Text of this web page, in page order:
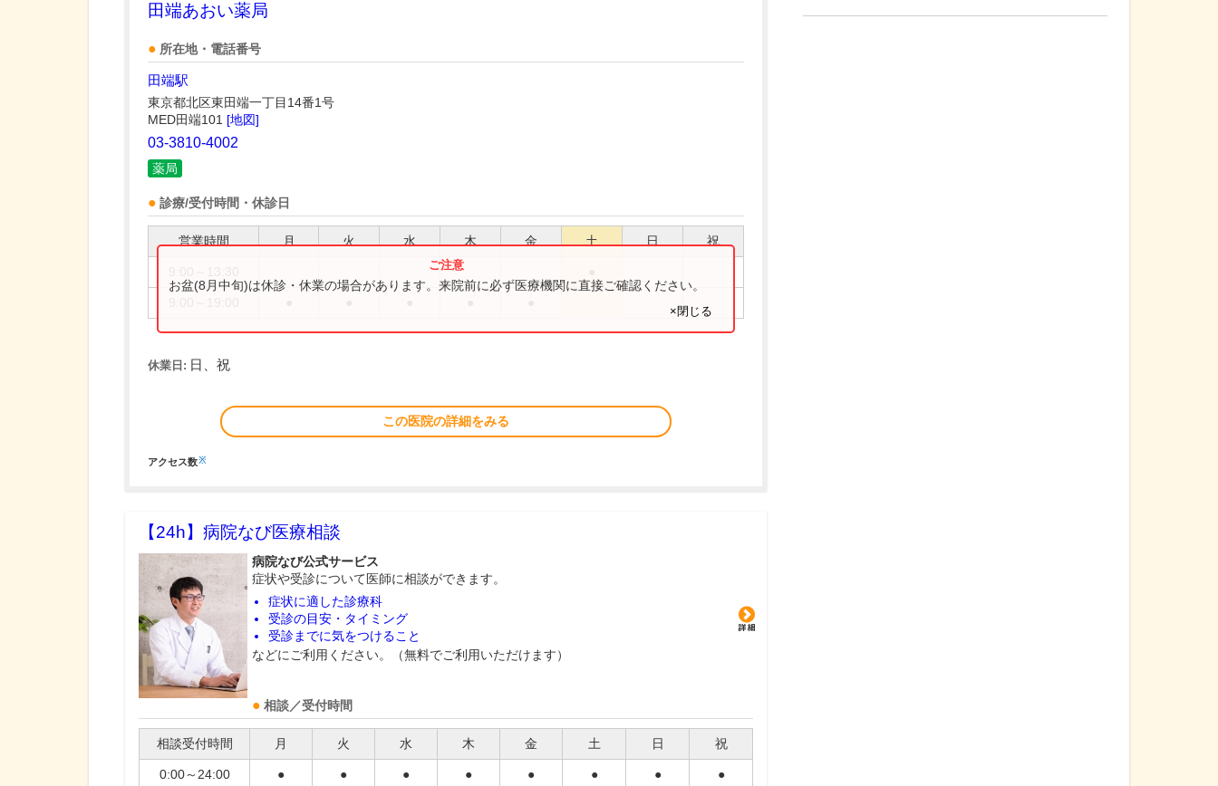
田端あおい薬局
所在地・電話番号
田端駅
東京都北区東田端一丁目14番1号
MED田端101 [地図]
03-3810-4002
薬局
診療/受付時間・休診日
営業時間 月 火 水 木 金 土 日 祝
お盆(8月中旬)は休診・休業の場合があります。来院前に必ず医療機関に直接ご確認ください。
×閉じる
休業日: 日、祝
この医院の詳細をみる
アクセス数※
【24h】 病院なび医療相談
病院なび公式サービス
症状や受診について医師に相談ができます。
症状に適した診療科
受診の目安・タイミング
受診までに気をつけること
などにご利用ください。（無料でご利用いただけます）
相談／受付時間
相談受付時間 月 火 水 木 金 土 日 祝
0:00～24:00 ● ● ● ● ● ● ● ●